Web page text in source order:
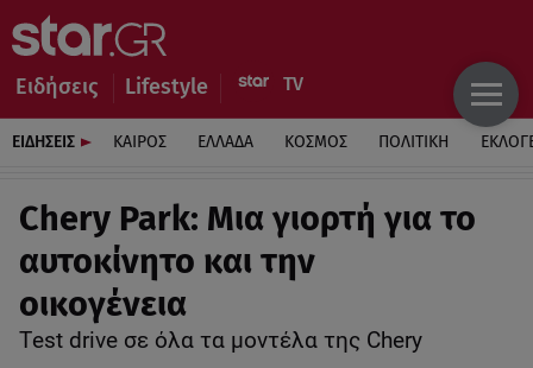
Ειδήσεις Lifestyle
ΕΙΔΗΣΕΙΣ ΚΑΙΡΟΣ ΕΛΛΑΔΑ ΚΟΣΜΟΣ ΠΟΛΙΤΙΚΗ
Chery Park: Μια γιορτή για το
αυτοκίνητο και την
οικογένεια
Τest drive σε όλα τα μοντέλα της Chery